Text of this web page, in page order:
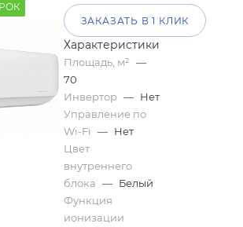
ЗАКАЗАТЬ В 1 КЛИК
Характеристики
Площадь, м² —
70
Инвертор — Нет
Управление по
Wi-Fi
— Нет
Цвет
внутреннего
блока — Белый
Функция
ионизации